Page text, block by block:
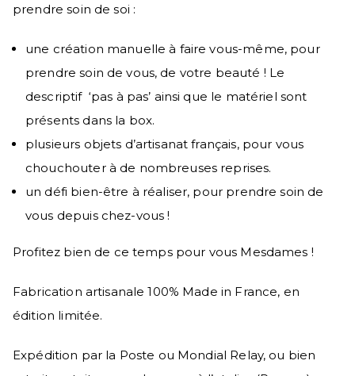
prendre soin de soi :
une création manuelle à faire vous-même, pour
prendre soin de vous, de votre beauté ! Le
descriptif ‘pas à pas’ ainsi que le matériel sont
présents dans la box.
plusieurs objets d’artisanat français, pour vous
chouchouter à de nombreuses reprises.
un défi bien-être à réaliser, pour prendre soin de
vous depuis chez-vous !
Profitez bien de ce temps pour vous Mesdames !
Fabrication artisanale 100% Made in France, en
édition limitée.
Expédition par la Poste ou Mondial Relay, ou bien